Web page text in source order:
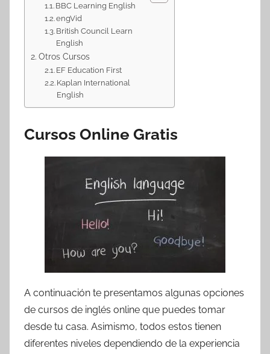
BBC Learning English
engVid
British Council Learn
English
Otros Cursos
EF Education First
Kaplan International
English
Cursos Online Gratis
A continuación te presentamos algunas opciones
de cursos de inglés online que puedes tomar
desde tu casa. Asimismo, todos estos tienen
diferentes niveles dependiendo de la experiencia